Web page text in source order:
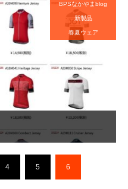
BPSなかやまblog
新製品
春夏ウェア
4 5 6